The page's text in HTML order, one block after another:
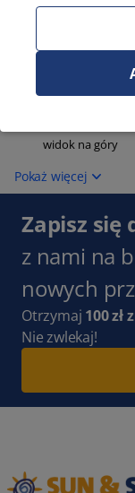
parking
widok na góry
Pokaż więcej
Zapisz się
z nami na
nowych
Otrzymaj 100 zł
Nie zwlekaj!